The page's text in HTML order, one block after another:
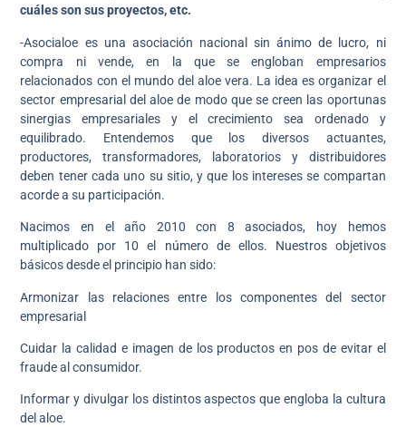
cuáles son sus proyectos, etc.
-Asocialoe es una asociación nacional sin ánimo de lucro, ni
compra ni vende, en la que se engloban empresarios
relacionados con el mundo del aloe vera. La idea es organizar el
sector empresarial del aloe de modo que se creen las oportunas
sinergias empresariales y el crecimiento sea ordenado y
equilibrado. Entendemos que los diversos actuantes,
productores, transformadores, laboratorios y distribuidores
deben tener cada uno su sitio, y que los intereses se compartan
acorde a su participación.
Nacimos en el año 2010 con 8 asociados, hoy hemos
multiplicado por 10 el número de ellos. Nuestros objetivos
básicos desde el principio han sido:
Armonizar las relaciones entre los componentes del sector
empresarial
Cuidar la calidad e imagen de los productos en pos de evitar el
fraude al consumidor.
Informar y divulgar los distintos aspectos que engloba la cultura
del aloe.